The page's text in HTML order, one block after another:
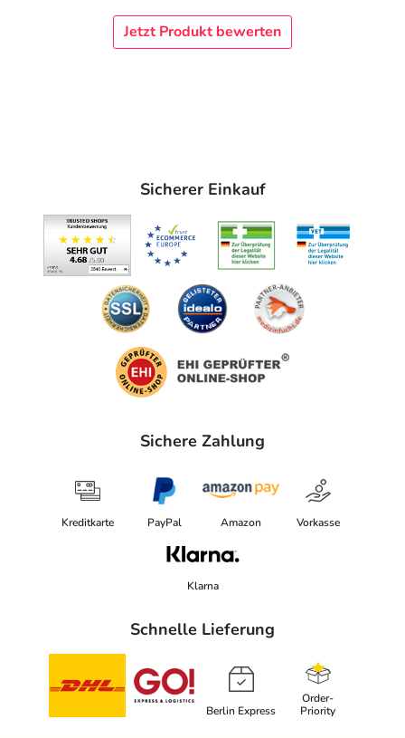
Jetzt Produkt bewerten
Sicherer Einkauf
Sichere Zahlung
Kreditkarte PayPal Amazon Vorkasse
Klarna
Schnelle Lieferung
Berlin Express
Order-
Priority